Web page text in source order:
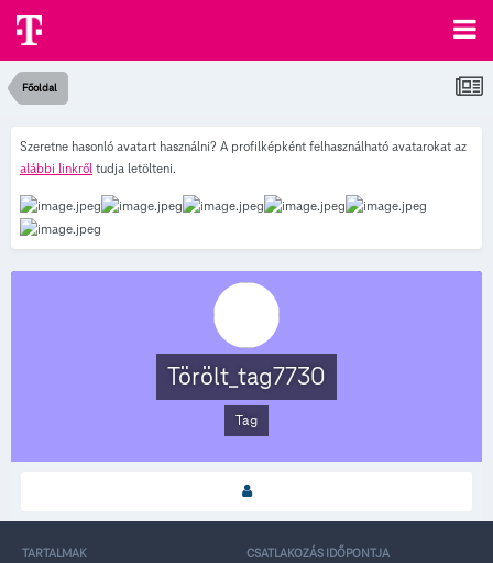
Főoldal
Szeretne hasonló avatart használni? A profilképként felhasználható avatarokat az
alábbi linkről tudja letölteni.
Törölt_tag7730
Tag
TARTALMAK CSATLAKOZÁS IDŐPONTJA